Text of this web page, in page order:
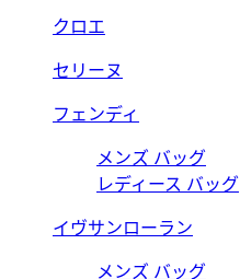
クロエ
セリーヌ
フェンディ
メンズ バッグ
レディース バッグ
イヴサンローラン
メンズ バッグ